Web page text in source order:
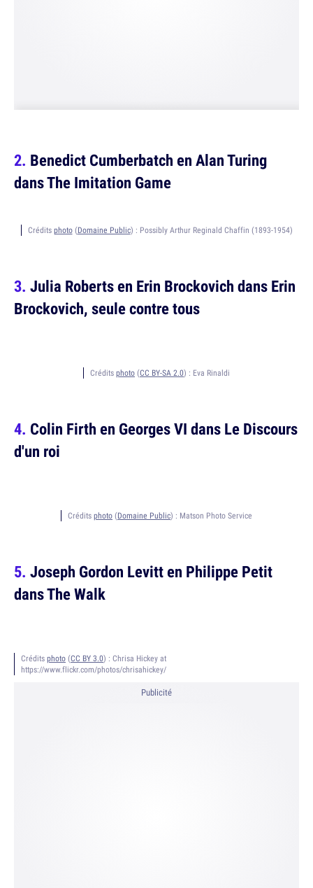
Benedict Cumberbatch en Alan Turing
dans The Imitation Game
Crédits photo(Domaine Public) : Possibly Arthur Reginald Chaffin (1893-1954)
Julia Roberts en Erin Brockovich dans Erin
Brockovich, seule contre tous
Crédits photo (CC BY-SA 2.0) : Eva Rinaldi
Colin Firth en Georges VI dans Le Discours
d'un roi
Crédits photo (Domaine Public) : Matson Photo Service
Joseph Gordon Levitt en Philippe Petit
dans The Walk
Crédits photo (CC BY 3.0) : Chrisa Hickey at
https://www.flickr.com/photos/chrisahickey/
Publicité